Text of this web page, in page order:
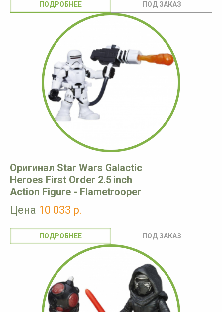
ПОДРОБНЕЕ
Оригинал Star Wars Galactic
Heroes First Order 2.5 inch
Action Figure - Flametrooper
Цена 10 033 р.
ПОДРОБНЕЕ